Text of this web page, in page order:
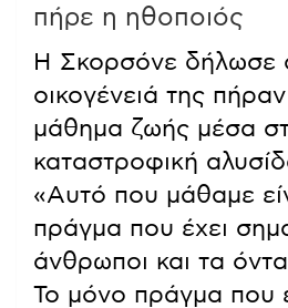
πήρε η ηθοποιός
Η Σκορσόνε δήλωσε
οικογένειά της
μάθημα ζωής μέσα
καταστροφική
«Αυτό που μάθαμε
πράγμα που έχει
άνθρωποι και τα
Το μόνο πράγμα που